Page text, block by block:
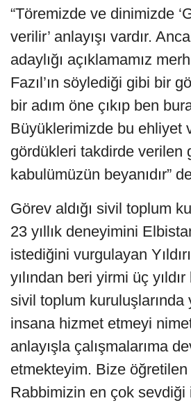
“Töremizde ve dinimizde
verilir’ anlayışı vardır.
adaylığı açıklamamız
Fazıl’ın söylediği gibi bir
bir adım öne çıkıp ben
Büyüklerimizde bu ehliyet
gördükleri takdirde verilen
kabulümüzün beyanıdır”
Görev aldığı sivil toplum
23 yıllık deneyimini
istediğini vurgulayan
yılından beri yirmi üç
sivil toplum kuruluşlarında
insana hizmet etmeyi
anlayışla çalışmalarıma
etmekteyim. Bize
Rabbimizin en çok sevdiği